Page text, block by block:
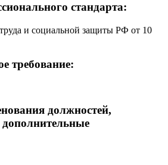
стандарта:
и социальной защиты РФ от 10
требование:
должностей,